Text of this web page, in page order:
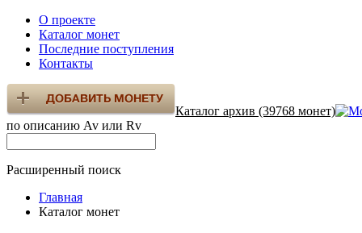
О проекте
Каталог монет
Последние поступления
Контакты
Каталог архив (39768 монет)
по описанию Av или Rv
Расширенный поиск
Главная
Каталог монет